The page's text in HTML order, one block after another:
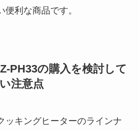
便利な商品です。
PH33の購入を検討して
注意点
ッキングヒーターのラインナ